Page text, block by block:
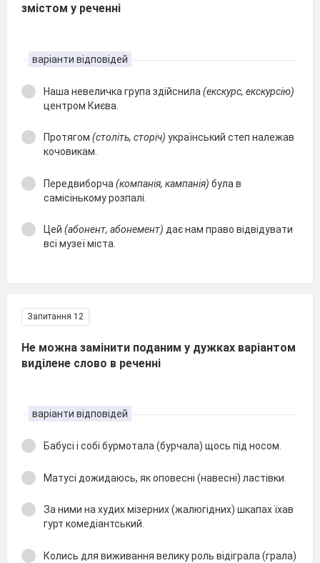
змістом у реченні
варіанти відповідей
Наша невеличка група здійснила (екскурс, екскурсію)
центром Києва.
Протягом (століть, сторіч) український степ належав
кочовикам.
Передвиборча (компанія, кампанія) була в
самісінькому розпалі.
Цей (абонент, абонемент) дає нам право відвідувати
всі музеї міста.
Запитання 12
Не можна замінити поданим у дужках варіантом
виділене слово в реченні
варіанти відповідей
Бабусі і собі бурмотала (бурчала) щось під носом.
Матусі дожидаюсь, як оповесні (навесні) ластівки.
За ними на худих мізерних (жалюгідних) шкапах їхав
гурт комедіантський.
Колись для виживання велику роль відіграла (грала)